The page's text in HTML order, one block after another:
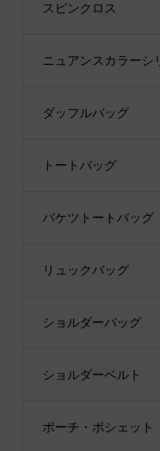
スピンクロス
ニュアンスカラーシ
ダッフルバッグ
トートバッグ
バケツトートバッグ
リュックバッグ
ショルダーバッグ
ショルダーベルト
ポーチ・ポシェット